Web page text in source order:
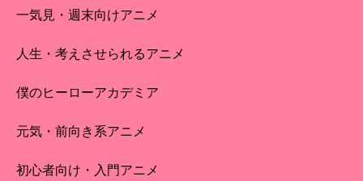
一気見・週末向けアニメ
人生・考えさせられるアニメ
僕のヒーローアカデミア
元気・前向き系アニメ
初心者向け・入門アニメ